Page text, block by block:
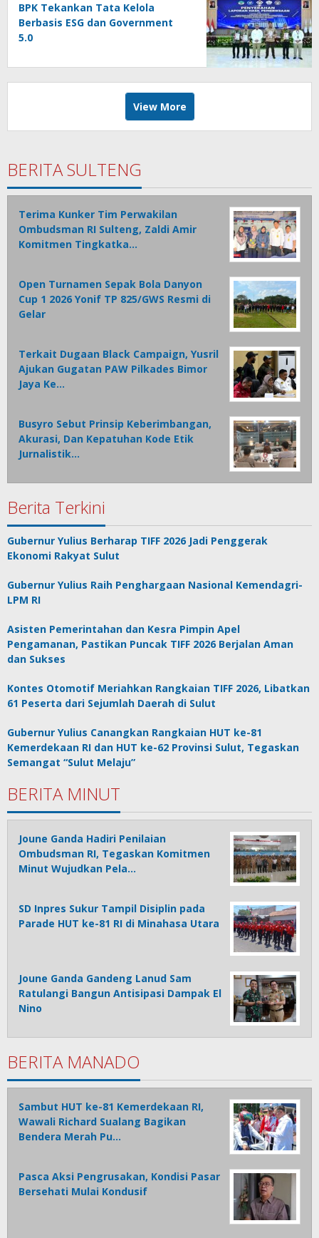
BPK Tekankan Tata Kelola
Berbasis ESG dan Government
5.0
View More
BERITA SULTENG
Terima Kunker Tim Perwakilan
Ombudsman RI Sulteng, Zaldi Amir
Komitmen Tingkatka…
Open Turnamen Sepak Bola Danyon
Cup 1 2026 Yonif TP 825/GWS Resmi di
Gelar
Terkait Dugaan Black Campaign, Yusril
Ajukan Gugatan PAW Pilkades Bimor
Jaya Ke…
Busyro Sebut Prinsip Keberimbangan,
Akurasi, Dan Kepatuhan Kode Etik
Jurnalistik…
Berita Terkini
Gubernur Yulius Berharap TIFF 2026 Jadi Penggerak
Ekonomi Rakyat Sulut
Gubernur Yulius Raih Penghargaan Nasional Kemendagri-
LPM RI
Asisten Pemerintahan dan Kesra Pimpin Apel
Pengamanan, Pastikan Puncak TIFF 2026 Berjalan Aman
dan Sukses
Kontes Otomotif Meriahkan Rangkaian TIFF 2026, Libatkan
61 Peserta dari Sejumlah Daerah di Sulut
Gubernur Yulius Canangkan Rangkaian HUT ke-81
Kemerdekaan RI dan HUT ke-62 Provinsi Sulut, Tegaskan
Semangat “Sulut Melaju”
BERITA MINUT
Joune Ganda Hadiri Penilaian
Ombudsman RI, Tegaskan Komitmen
Minut Wujudkan Pela…
SD Inpres Sukur Tampil Disiplin pada
Parade HUT ke-81 RI di Minahasa Utara
Joune Ganda Gandeng Lanud Sam
Ratulangi Bangun Antisipasi Dampak El
Nino
BERITA MANADO
Sambut HUT ke-81 Kemerdekaan RI,
Wawali Richard Sualang Bagikan
Bendera Merah Pu…
Pasca Aksi Pengrusakan, Kondisi Pasar
Bersehati Mulai Kondusif